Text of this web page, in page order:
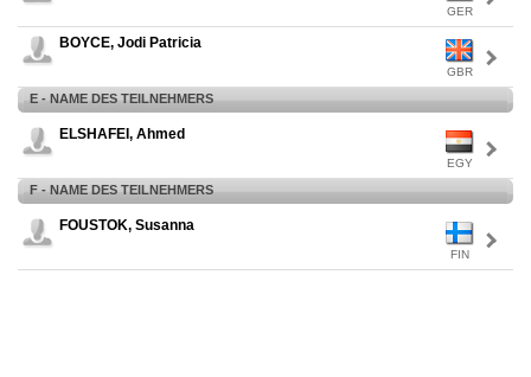
GER
GBR
BOYCE, Jodi Patricia
E - NAME DES TEILNEHMERS
EGY
ELSHAFEI, Ahmed
F - NAME DES TEILNEHMERS
FIN
FOUSTOK, Susanna